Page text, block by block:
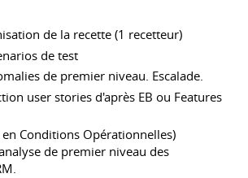
de la recette (1 recetteur)
de test
de premier niveau. Escalade.
user stories d'après EB ou Features
Conditions Opérationnelles)
de premier niveau des